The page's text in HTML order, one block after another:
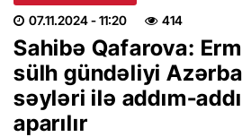
07.11.2024- 11:20 414
Sahibə Qafarova:
sülh gündəliyi
səyləri ilə addım-
aparılır